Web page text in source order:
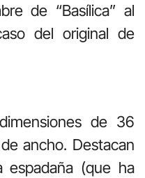
de “Basílica” al
del original de
de 36
ancho. Destacan
espadaña (que ha